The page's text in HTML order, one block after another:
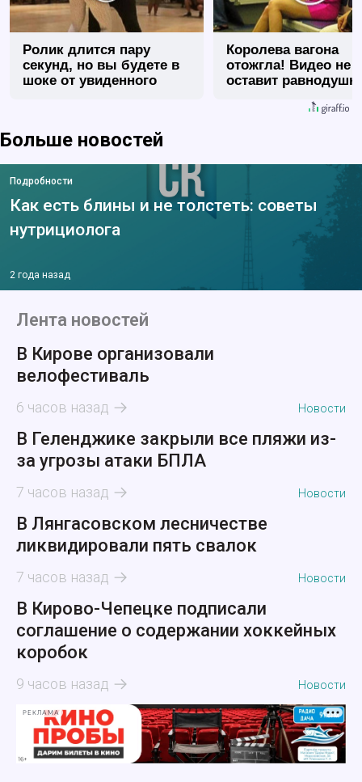
Ролик длится пару
секунд, но вы будете в
шоке от увиденного
Королева вагона
отожгла! Видео не
оставит
Больше новостей
Подробности
Как есть блины и не толстеть: советы
нутрициолога
2 года назад
Лента новостей
В Кирове организовали
велофестиваль
6 часов назад Новости
В Геленджике закрыли все пляжи из-
за угрозы атаки БПЛА
7 часов назад Новости
В Лянгасовском лесничестве
ликвидировали пять свалок
7 часов назад Новости
В Кирово-Чепецке подписали
соглашение о содержании хоккейных
коробок
9 часов назад Новости
РЕКЛАМА